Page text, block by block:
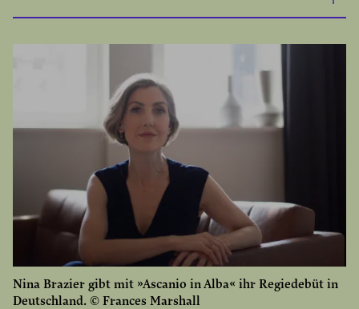
die Braut nicht kennt. Doch die Göttin
beschwichtigt ihn und verrät, dass Amor schon seit
vier Jahren in der Gestalt Ascanios in Silvias
Träumen auftaucht. Um sich ein Bild von der
künftigen Braut zu machen, dürfe er ihr zwar
begegnen, sich ihr jedoch nicht als Ascanio
vorstellen.
Silvia verliebt sich in den Fremden, weist ihn aber
aus Pflichtgefühl ihrem künftigen Ehemann
Ascanio gegenüber zurück. Triumphierend
Nina Brazier gibt mit »Ascanio in Alba« ihr Regiedebüt in
Deutschland. © Frances Marshall